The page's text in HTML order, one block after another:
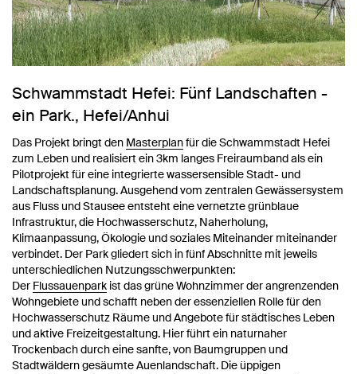
Schwammstadt Hefei: Fünf Landschaften -
ein Park., Hefei/Anhui
Das Projekt bringt den Masterplanfür die Schwammstadt Hefei
zum Leben und realisiert ein 3km langes Freiraumband als ein
Pilotprojekt für eine integrierte wassersensible Stadt- und
Landschaftsplanung. Ausgehend vom zentralen Gewässersystem
aus Fluss und Stausee entsteht eine vernetzte grünblaue
Infrastruktur, die Hochwasserschutz, Naherholung,
Klimaanpassung, Ökologie und soziales Miteinander miteinander
verbindet. Der Park gliedert sich in fünf Abschnitte mit jeweils
unterschiedlichen Nutzungsschwerpunkten:
Der Flussauenpark ist das grüne Wohnzimmer der angrenzenden
Wohngebiete und schafft neben der essenziellen Rolle für den
Hochwasserschutz Räume und Angebote für städtisches Leben
und aktive Freizeitgestaltung. Hier führt ein naturnaher
Trockenbach durch eine sanfte, von Baumgruppen und
Stadtwäldern gesäumte Auenlandschaft. Die üppigen